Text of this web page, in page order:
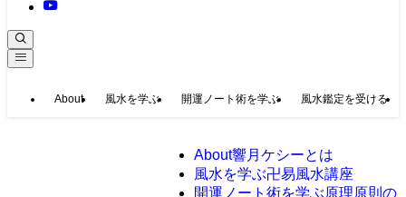
About 風水を学ぶ 開運ノート術を学ぶ 風水鑑定を受ける
About響月ケシーとは
風水を学ぶ卍易風水講座
開運ノート術を学ぶ原理原則の